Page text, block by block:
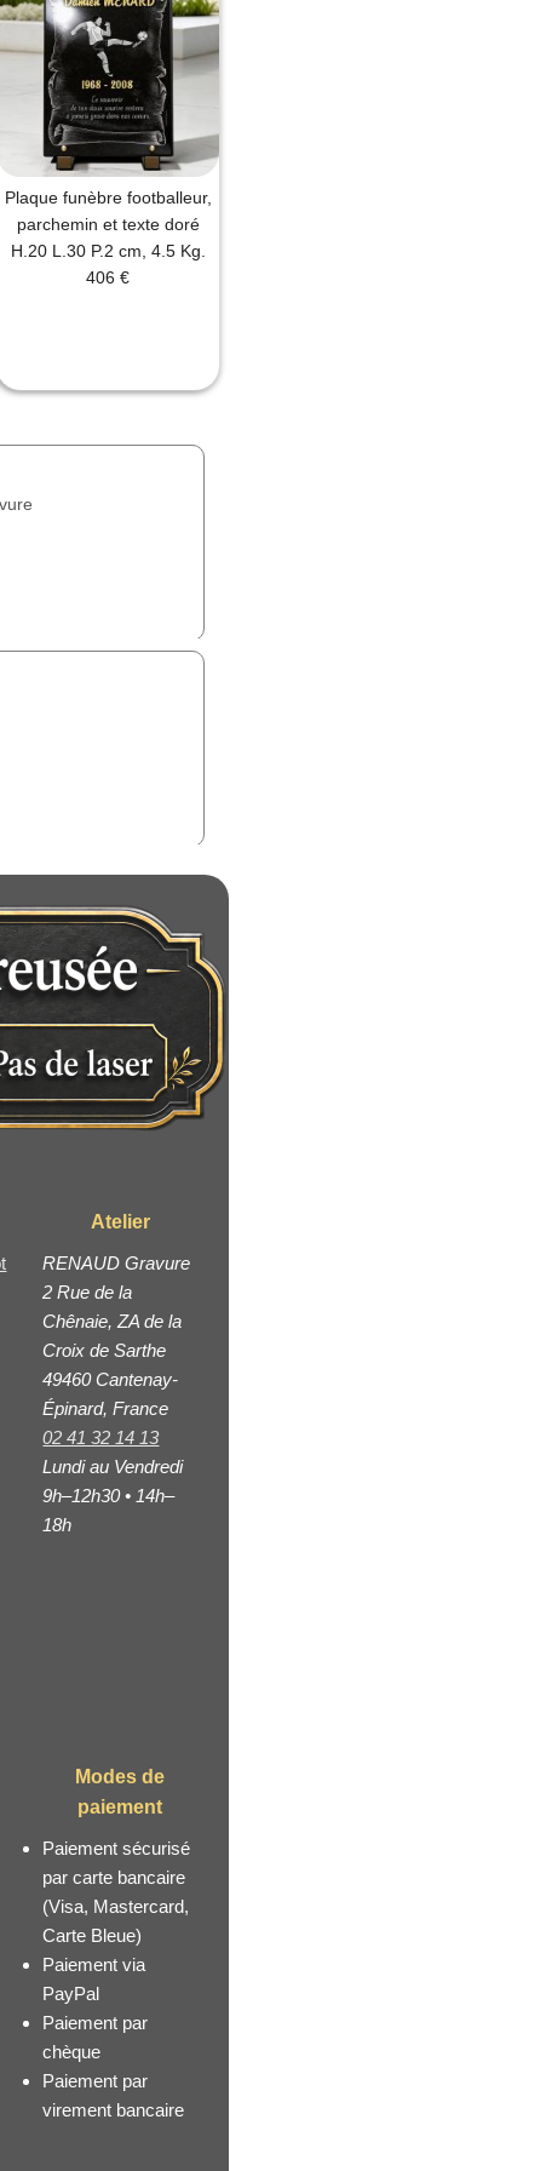
Plaque funèbre footballeur,
parchemin et texte doré
H.20 L.30 P.2 cm, 4.5 Kg.
406 €
Atelier
RENAUD Gravure
2 Rue de la
Chênaie, ZA de la
Croix de Sarthe
49460 Cantenay-
Épinard, France
02 41 32 14 13
Lundi au Vendredi
9h–12h30 • 14h–
18h
Modes de
paiement
Paiement sécurisé
par carte bancaire
(Visa, Mastercard,
Carte Bleue)
Paiement via
PayPal
Paiement par
chèque
Paiement par
virement bancaire